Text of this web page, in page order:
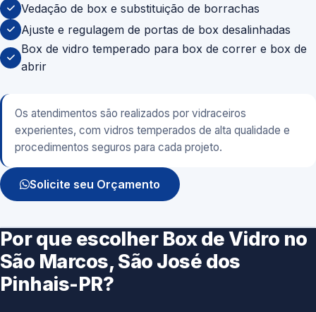
Vedação de box e substituição de borrachas
Ajuste e regulagem de portas de box desalinhadas
Box de vidro temperado para box de correr e box de
abrir
Os atendimentos são realizados por vidraceiros
experientes, com vidros temperados de alta qualidade e
procedimentos seguros para cada projeto.
Solicite seu Orçamento
Por que escolher Box de Vidro no
São Marcos, São José dos
Pinhais-PR?